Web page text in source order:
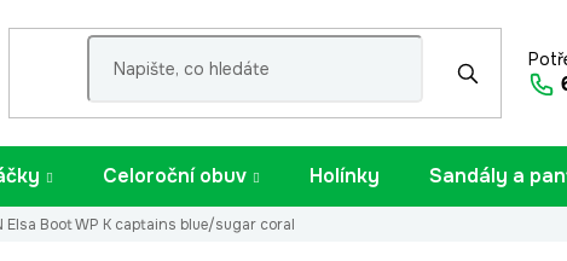
Celoroční obuv Holínky Sandály a
Elsa Boot WP K captains blue/sugar coral